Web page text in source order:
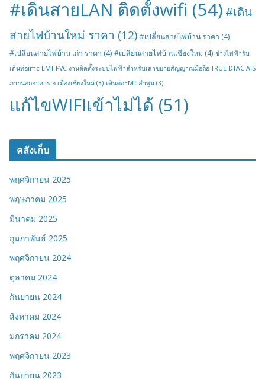
#เดินสายLAN ติดตั้งwifi (54) #เดิน
สายไฟบ้านใหม่ ราคา (12) #เปลี่ยนสายไฟบ้าน ราคา (4)
#เปลี่ยนสายไฟบ้าน เก่า ราคา (4) #เปลี่ยนสายไฟบ้านเชียงใหม่ (4) ช่างไฟฟ้ารับ
เดินท่อimc EMT PVC งานติดตั้งระบบไฟฟ้าสำหรับเสาขยายสัญญาณมือถือ TRUE DTAC AIS
ภายนอกอาคาร อ.เมืองเชียงใหม่ (3) เดินท่อEMT ลำพูน (3)
แก้ไขWIFIเข้าไม่ได้ (51)
คลังเก็บ
พฤศจิกายน 2025
พฤษภาคม 2025
มีนาคม 2025
กุมภาพันธ์ 2025
พฤศจิกายน 2024
ตุลาคม 2024
กันยายน 2024
สิงหาคม 2024
มกราคม 2024
พฤศจิกายน 2023
กันยายน 2023